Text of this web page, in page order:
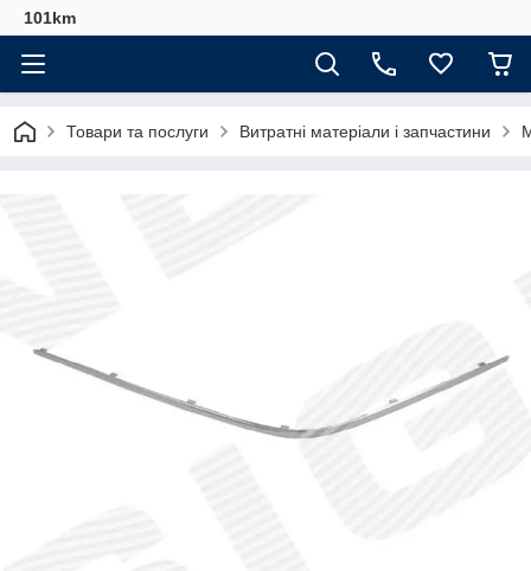
101km
Товари та послуги Витратні матеріали і запчастини